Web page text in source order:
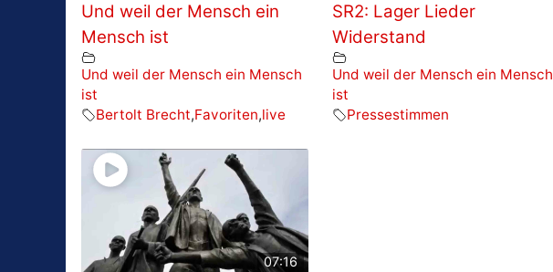
Und weil der Mensch ein
Mensch ist
Und weil der Mensch ein Mensch
ist
Bertolt Brecht,Favoriten,live
SR2: Lager Lieder
Widerstand
Und weil der Mensch ein Mensch
ist
Pressestimmen
07:16